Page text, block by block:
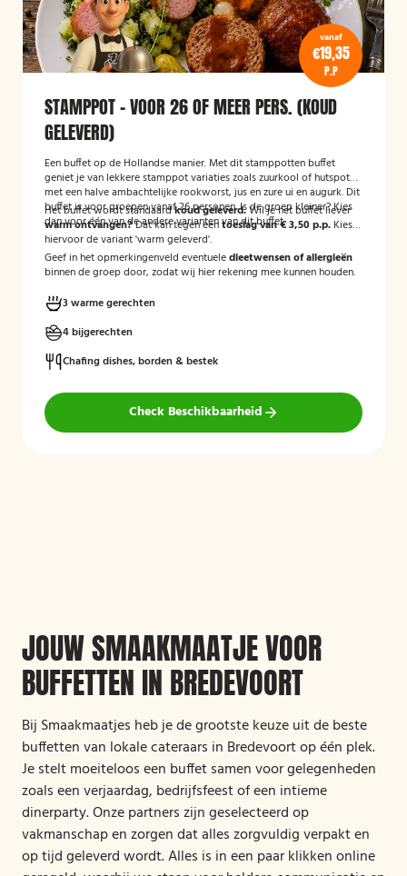
vanaf
€19,35
P.P
STAMPPOT - VOOR 26 OF MEER PERS. (KOUD
GELEVERD)
Een buffet op de Hollandse manier. Met dit stamppotten buffet
geniet je van lekkere stamppot variaties zoals zuurkool of hutspot
met een halve ambachtelijke rookworst, jus en zure ui en augurk. Dit
buffet is voor groepen vanaf 26 personen. Is de groep kleiner? Kies
dan voor één van de andere varianten van dit buffet.
Het buffet wordt standaardkoud geleverd.Wil je het buffet liever
warm ontvangen?Dat kan tegen eentoeslag van € 3,50 p.p. Kies
hiervoor de variant 'warm geleverd'.
Geef in het opmerkingenveld eventueledieetwensen of allergieën
binnen de groep door, zodat wij hier rekening mee kunnen houden.
3 warme gerechten
4 bijgerechten
Chafing dishes, borden & bestek
Check Beschikbaarheid
JOUW SMAAKMAATJE VOOR
BUFFETTEN IN BREDEVOORT
Bij Smaakmaatjes heb je de grootste keuze uit de beste
buffetten van lokale cateraars in Bredevoort op één plek.
Je stelt moeiteloos een buffet samen voor gelegenheden
zoals een verjaardag, bedrijfsfeest of een intieme
dinerparty. Onze partners zijn geselecteerd op
vakmanschap en zorgen dat alles zorgvuldig verpakt en
op tijd geleverd wordt. Alles is in een paar klikken online